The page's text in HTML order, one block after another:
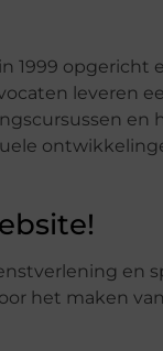
1999
leveren
en
het maken